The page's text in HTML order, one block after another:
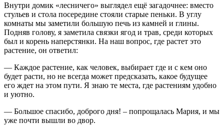
Внутри домик «лесничего» выглядел ещё загадочнее: вместо
стульев и стола посередине стояли старые пеньки. В углу
комнаты мы заметили большую печь из камней и глины.
Подняв голову, я заметила связки ягод и трав, среди которых
был и корень наперстянки. На наш вопрос, где растет это
растение, он ответил:
— Каждое растение, как человек, выбирает где и с кем оно
будет расти, но не всегда может предсказать, какое будущее
его ждет на этом пути. Я знаю те места, где растениям удобно
и уютно.
— Большое спасибо, доброго дня! – попрощалась Мария, и мы
уже почти вышли во двор.